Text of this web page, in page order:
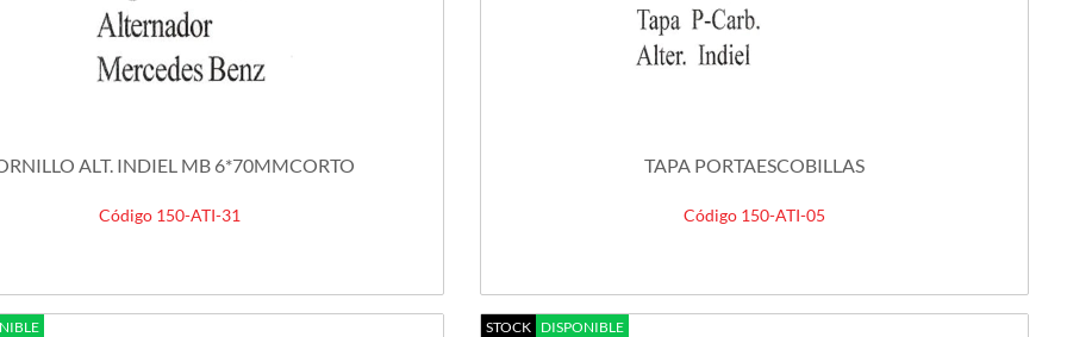
ALT. INDIEL MB 6*70MMCORTO
Código 150-ATI-31
TAPA PORTAESCOBILLAS
Código 150-ATI-05
STOCK DISPONIBLE